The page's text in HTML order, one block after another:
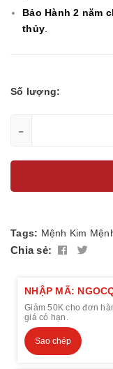
Bảo Hành 2 năm
thủy
Số lượng:
-
Tags: Mệnh Kim
Chia sẻ:
NHẬP MÃ:
Giảm 50K cho đơn
giá có hạn.
Sao chép